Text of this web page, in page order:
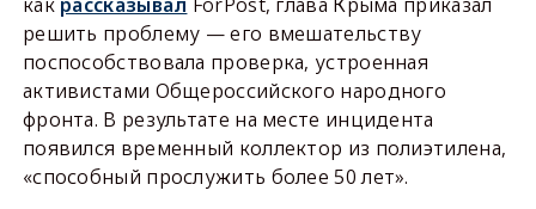
решить проблему — его вмешательству
поспособствовала проверка, устроенная
активистами Общероссийского народного
фронта. В результате на месте инцидента
появился временный коллектор из полиэтилена,
«способный прослужить более 50 лет».